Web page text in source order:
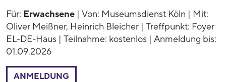
Für: Erwachsene | Von: Museumsdienst Köln | Mit:
Oliver Meißner, Heinrich Bleicher | Treffpunkt: Foyer
EL-DE-Haus | Teilnahme: kostenlos | Anmeldung bis:
01.09.2026
ANMELDUNG